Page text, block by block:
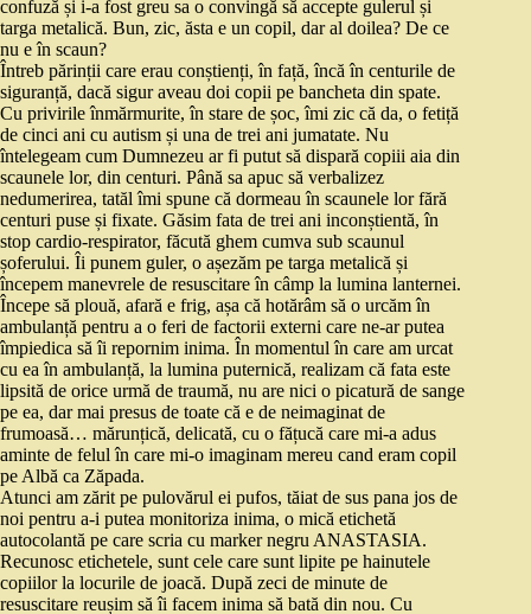
confuză și i-a fost greu sa o convingă să accepte gulerul și
targa metalică. Bun, zic, ăsta e un copil, dar al doilea? De ce
nu e în scaun?
Întreb părinții care erau conștienți, în față, încă în centurile de
siguranță, dacă sigur aveau doi copii pe bancheta din spate.
Cu privirile înmărmurite, în stare de șoc, îmi zic că da, o fetiță
de cinci ani cu autism și una de trei ani jumatate. Nu
întelegeam cum Dumnezeu ar fi putut să dispară copiii aia din
scaunele lor, din centuri. Până sa apuc să verbalizez
nedumerirea, tatăl îmi spune că dormeau în scaunele lor fără
centuri puse și fixate. Găsim fata de trei ani inconștientă, în
stop cardio-respirator, făcută ghem cumva sub scaunul
șoferului. Îi punem guler, o așezăm pe targa metalică și
începem manevrele de resuscitare în câmp la lumina lanternei.
Începe să plouă, afară e frig, așa că hotărâm să o urcăm în
ambulanță pentru a o feri de factorii externi care ne-ar putea
împiedica să îi repornim inima. În momentul în care am urcat
cu ea în ambulanță, la lumina puternică, realizam că fata este
lipsită de orice urmă de traumă, nu are nici o picatură de sange
pe ea, dar mai presus de toate că e de neimaginat de
frumoasă… mărunțică, delicată, cu o fățucă care mi-a adus
aminte de felul în care mi-o imaginam mereu cand eram copil
pe Albă ca Zăpada.
Atunci am zărit pe pulovărul ei pufos, tăiat de sus pana jos de
noi pentru a-i putea monitoriza inima, o mică etichetă
autocolantă pe care scria cu marker negru ANASTASIA.
Recunosc etichetele, sunt cele care sunt lipite pe hainutele
copiilor la locurile de joacă. După zeci de minute de
resuscitare reușim să îi facem inima să bată din nou. Cu